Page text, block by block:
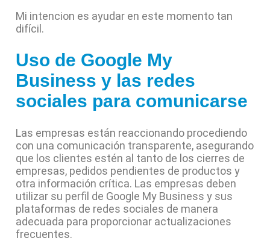
Mi intencion es ayudar en este momento tan
difícil.
Uso de Google My
Business y las redes
sociales para comunicarse
Las empresas están reaccionando procediendo
con una comunicación transparente, asegurando
que los clientes estén al tanto de los cierres de
empresas, pedidos pendientes de productos y
otra información crítica. Las empresas deben
utilizar su perfil de Google My Business y sus
plataformas de redes sociales de manera
adecuada para proporcionar actualizaciones
frecuentes.